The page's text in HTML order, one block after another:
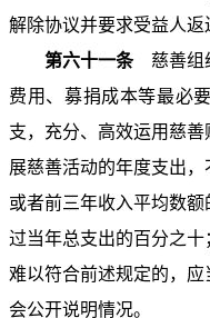
解除协议并要求受益人返
第六十一条慈善组
费用、募捐成本等最必
支，充分、高效运用慈
展慈善活动的年度支出
或者前三年收入平均数
过当年总支出的百分之
难以符合前述规定的，
会公开说明情况。